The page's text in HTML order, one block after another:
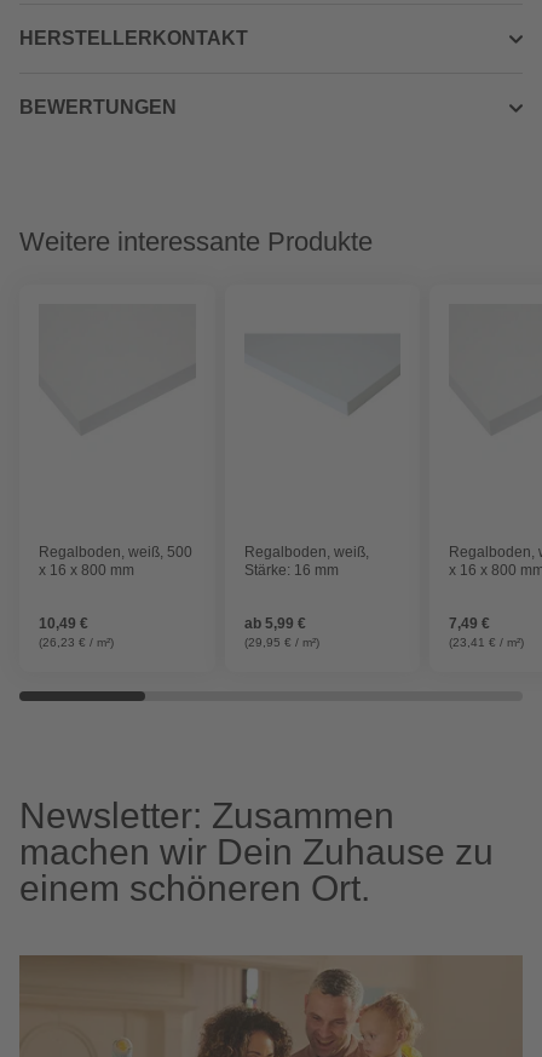
HERSTELLERKONTAKT
BEWERTUNGEN
Weitere interessante Produkte
Regalboden, weiß, 500
x 16 x 800 mm
10,49 €
(26,23 € / m²)
Regalboden, weiß,
Stärke: 16 mm
ab 5,99 €
(29,95 € / m²)
Regalboden,
x 16 x 800
7,49 €
(23,41 € / m²)
Newsletter: Zusammen
machen wir Dein Zuhause zu
einem schöneren Ort.